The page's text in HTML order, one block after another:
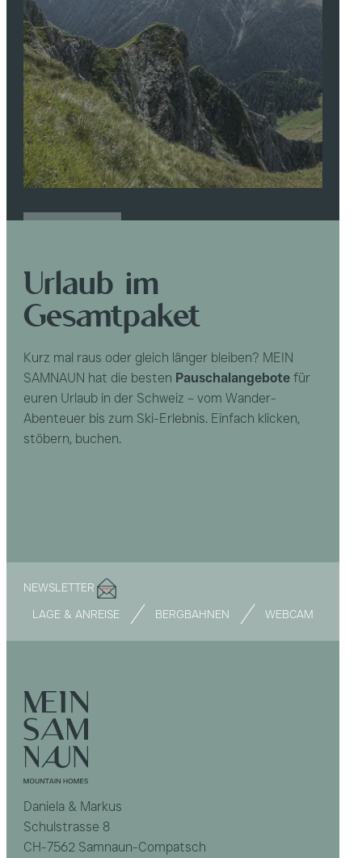
Urlaub im
Gesamtpaket
Kurz mal raus oder gleich länger bleiben? MEIN
SAMNAUN hat die besten Pauschalangebote für
euren Urlaub in der Schweiz – vom Wander-
Abenteuer bis zum Ski-Erlebnis. Einfach klicken,
stöbern, buchen.
NEWSLETTER
LAGE & ANREISE
BERGBAHNEN WEBCAM
Daniela & Markus
Schulstrasse 8
CH-7562 Samnaun-Compatsch